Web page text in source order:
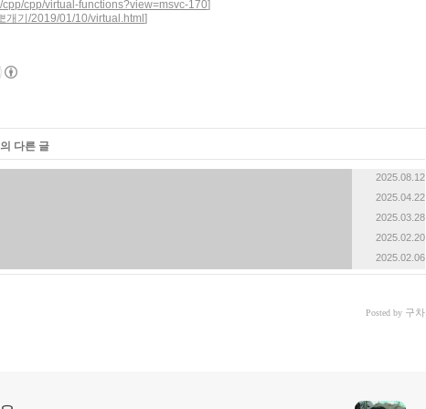
cpp/virtual-functions?view=msvc-170]
개기/2019/01/10/virtual.html ]
다른 글
2025.08.12
2025.04.22
2025.03.28
2025.02.20
2025.02.06
Posted by 구